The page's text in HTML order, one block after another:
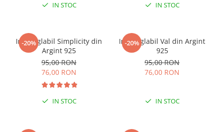
IN STOC IN STOC
-20%
Inel reglabil Simplicity din
Argint 925
95,00 RON
76,00 RON
IN STOC
-20%
Inel reglabil Val din Argint
925
95,00 RON
76,00 RON
IN STOC